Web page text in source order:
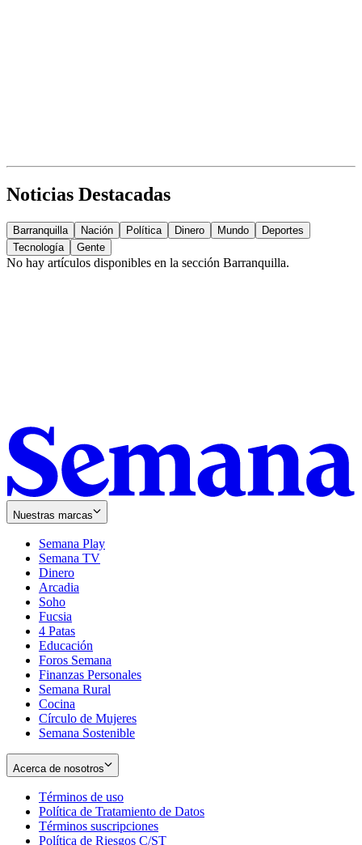
Noticias Destacadas
Barranquilla Nación Política Dinero Mundo
Deportes
Tecnología
Gente
No hay artículos disponibles en la sección Barranquilla.
Nuestras marcas
Semana Play
Semana TV
Dinero
Arcadia
Soho
in
new
window
Fucsia
in
new
window
4 Patas
Educación
Foros Semana
Finanzas Personales
Semana Rural
Cocina
Círculo de Mujeres
Semana Sostenible
Acerca de nosotros
Términos de uso
in
new
window
Política de Tratamiento de Datos
Términos suscripciones
in
Política de Riesgos C/ST